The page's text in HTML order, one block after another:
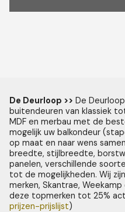
De Deurloop >> De
buitendeuren van klassiek
MDF en merbau met de
mogelijk uw balkondeur
op maat en naar wens
breedte, stijlbreedte,
panelen, verschillende
tot de mogelijkheden. Wij
merken, Skantrae,
deze topmerken tot 25%
prijzen-prijslijst)